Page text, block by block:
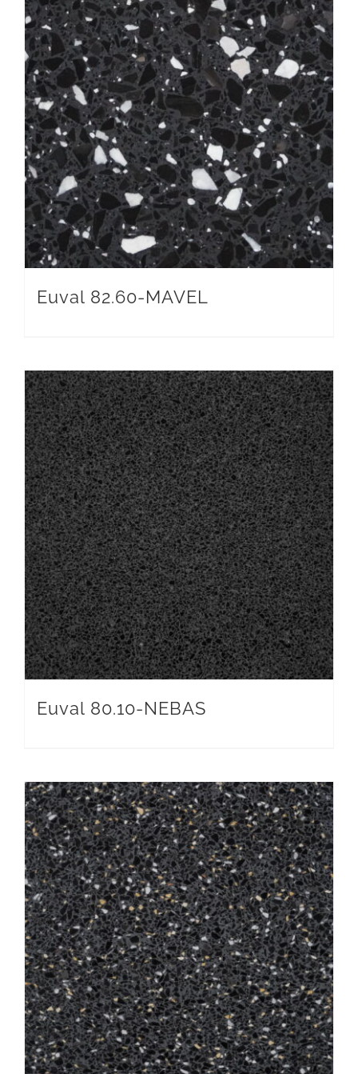
Euval 82.60-MAVEL
Euval 80.10-NEBAS